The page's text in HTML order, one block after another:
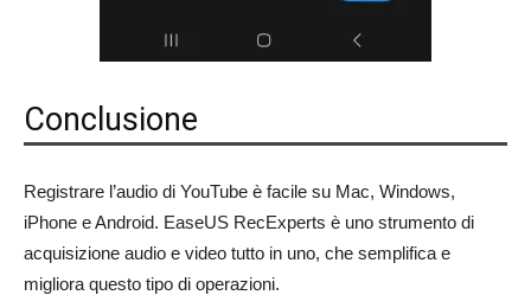
Conclusione
Registrare l’audio di YouTube è facile su Mac, Windows,
iPhone e Android. EaseUS RecExperts è uno strumento di
acquisizione audio e video tutto in uno, che semplifica e
migliora questo tipo di operazioni.